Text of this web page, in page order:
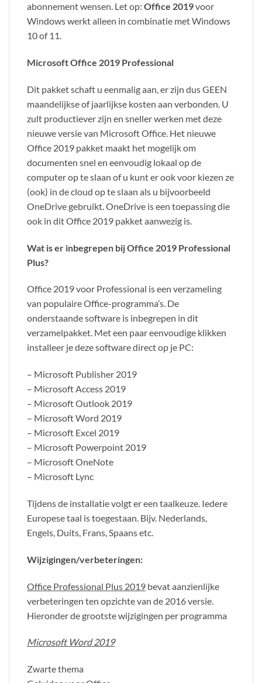
abonnement wensen. Let op: Office 2019voor
Windows werkt alleen in combinatie met Windows
10 of 11.
Microsoft Office 2019 Professional
Dit pakket schaft u eenmalig aan, er zijn dus GEEN
maandelijkse of jaarlijkse kosten aan verbonden. U
zult productiever zijn en sneller werken met deze
nieuwe versie van Microsoft Office. Het nieuwe
Office 2019 pakket maakt het mogelijk om
documenten snel en eenvoudig lokaal op de
computer op te slaan of u kunt er ook voor kiezen ze
(ook) in de cloud op te slaan als u bijvoorbeeld
OneDrive gebruikt. OneDrive is een toepassing die
ook in dit Office 2019 pakket aanwezig is.
Wat is er inbegrepen bij Office 2019 Professional
Plus?
Office 2019 voor Professional is een verzameling
van populaire Office-programma’s. De
onderstaande software is inbegrepen in dit
verzamelpakket. Met een paar eenvoudige klikken
installeer je deze software direct op je PC:
– Microsoft Publisher 2019
– Microsoft Access 2019
– Microsoft Outlook 2019
– Microsoft Word 2019
– Microsoft Excel 2019
– Microsoft Powerpoint 2019
– Microsoft OneNote
– Microsoft Lync
Tijdens de installatie volgt er een taalkeuze. Iedere
Europese taal is toegestaan. Bijv. Nederlands,
Engels, Duits, Frans, Spaans etc.
Wijzigingen/verbeteringen:
Office Professional Plus 2019 bevat aanzienlijke
verbeteringen ten opzichte van de 2016 versie.
Hieronder de grootste wijzigingen per programma
Microsoft Word 2019
Zwarte thema